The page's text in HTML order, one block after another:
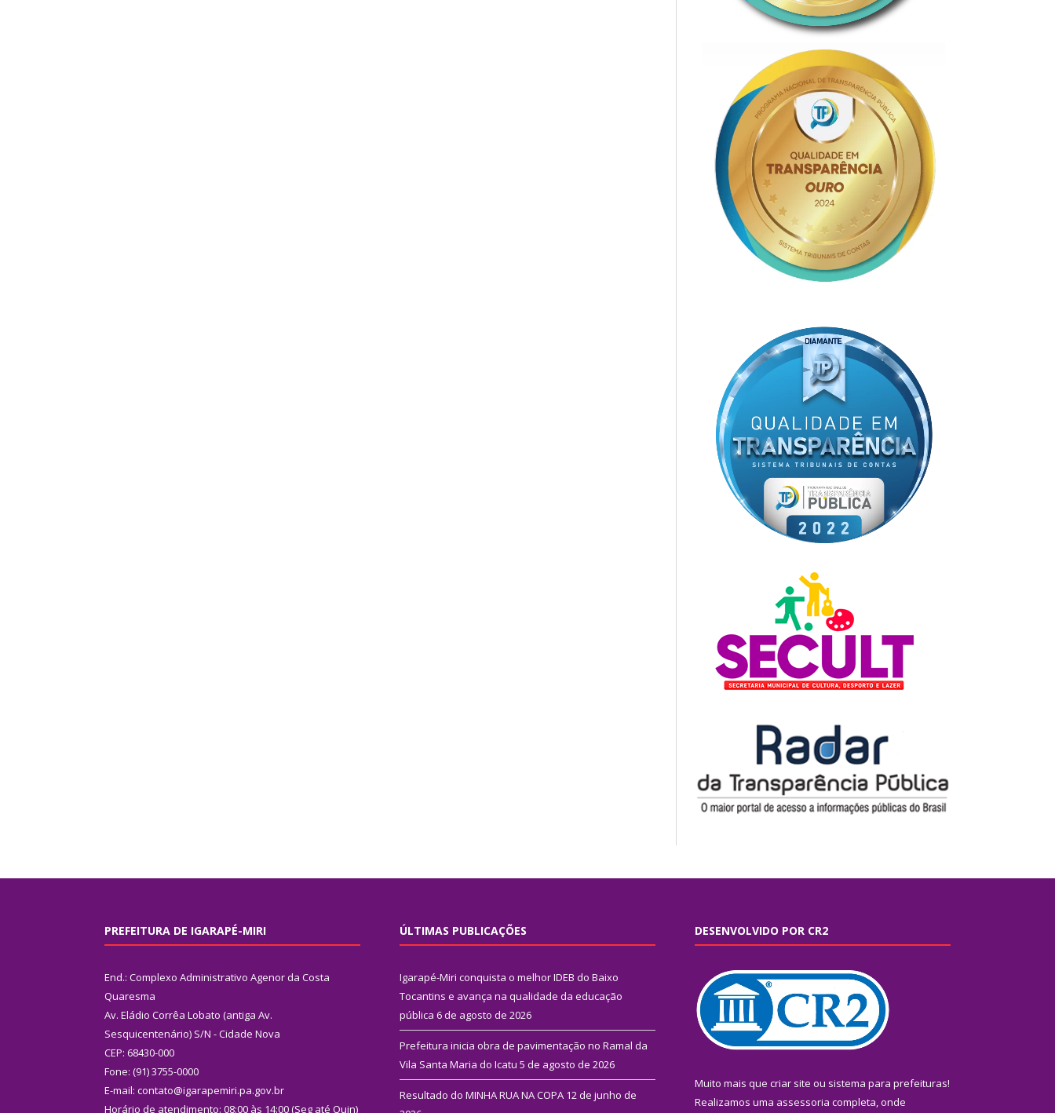
PREFEITURA DE IGARAPÉ-MIRI
End.: Complexo Administrativo Agenor da Costa
Quaresma
Av. Eládio Corrêa Lobato (antiga Av.
Sesquicentenário) S/N - Cidade Nova
CEP: 68430-000
Fone: (91) 3755-0000
E-mail: contato@igarapemiri.pa.gov.br
Horário de atendimento: 08:00 às 14:00 (Seg até Quin)
ÚLTIMAS PUBLICAÇÕES
Igarapé-Miri conquista o melhor IDEB do Baixo
Tocantins e avança na qualidade da educação
pública 6 de agosto de 2026
Prefeitura inicia obra de pavimentação no Ramal da
Vila Santa Maria do Icatu 5 de agosto de 2026
Resultado do MINHA RUA NA COPA 12 de junho de
DESENVOLVIDO POR CR2
Muito mais que criar site ou sistema para prefeituras!
Realizamos uma assessoria completa, onde